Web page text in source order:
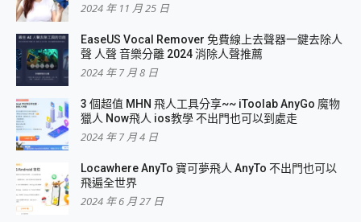
2024 年 11 月 25 日
EaseUS Vocal Remover 免費線上去聲器一鍵去除人
聲 人聲 音樂分離 2024 消除人聲推薦
2024 年 7 月 8 日
3 個超值 MHN 飛人工具分享~~ iToolab AnyGo 魔物
獵人 Now飛人 ios教學 不出門也可以到處走
2024 年 7 月 4 日
Locawhere AnyTo 寶可夢飛人 AnyTo 不出門也可以
飛遍全世界
2024 年 6 月 27 日